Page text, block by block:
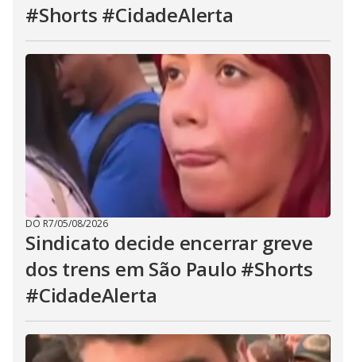
#Shorts #CidadeAlerta
DO R7/05/08/2026
Sindicato decide encerrar greve
dos trens em São Paulo #Shorts
#CidadeAlerta